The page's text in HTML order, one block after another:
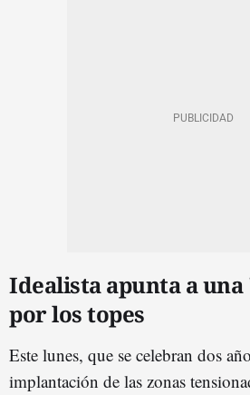
Idealista apunta a
por los topes
Este lunes, que se celebran dos
implantación de las zonas